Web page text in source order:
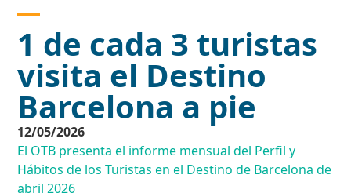
1 de cada 3 turistas
visita el Destino
Barcelona a pie
12/05/2026
El OTB presenta el informe mensual del Perfil y
Hábitos de los Turistas en el Destino de Barcelona de
abril 2026